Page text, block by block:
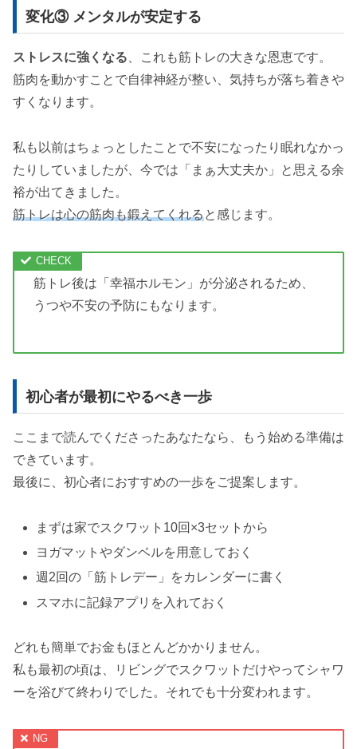
変化③ メンタルが安定する
ストレスに強くなる 、これも筋トレの大きな恩恵です。
筋肉を動かすことで自律神経が整い、気持ちが落ち着きや
すくなります。
私も以前はちょっとしたことで不安になったり眠れなかっ
たりしていましたが、今では「まぁ大丈夫か」と思える余
裕が出てきました。
筋トレは心の筋肉も鍛えてくれると感じます。
筋トレ後は「幸福ホルモン」が分泌されるため、
うつや不安の予防にもなります。
初心者が最初にやるべき一歩
ここまで読んでくださったあなたなら、もう始める準備は
できています。
最後に、初心者におすすめの一歩をご提案します。
まずは家でスクワット10回×3セットから
ヨガマットやダンベルを用意しておく
週2回の「筋トレデー」をカレンダーに書く
スマホに記録アプリを入れておく
どれも簡単でお金もほとんどかかりません。
私も最初の頃は、リビングでスクワットだけやってシャワ
ーを浴びて終わりでした。それでも十分変われます。